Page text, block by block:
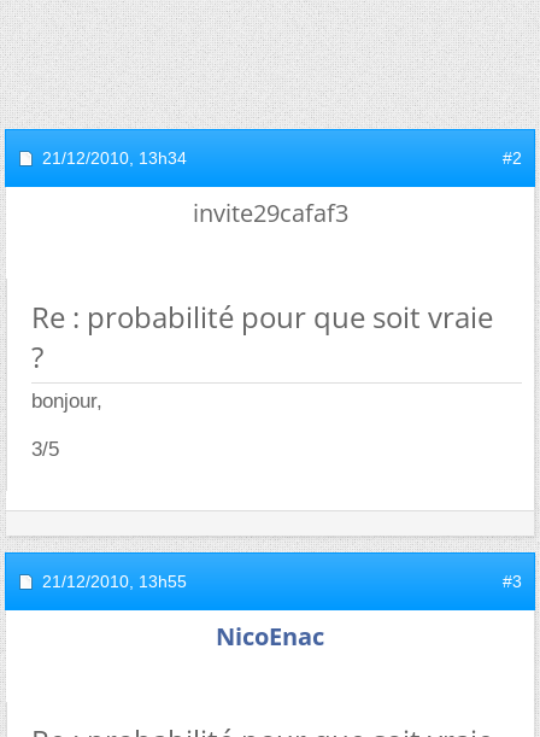
21/12/2010, 13h34 #2
invite29cafaf3
Re : probabilité pour que soit vraie
?
bonjour,
3/5
21/12/2010, 13h55 #3
NicoEnac